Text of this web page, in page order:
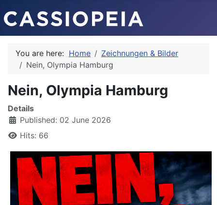
You are here: Home
Zeichnungen & Bilder
Nein, Olympia Hamburg
Nein, Olympia Hamburg
Details
Published: 02 June 2026
Hits: 66